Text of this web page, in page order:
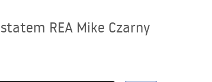
REA Mike Czarny